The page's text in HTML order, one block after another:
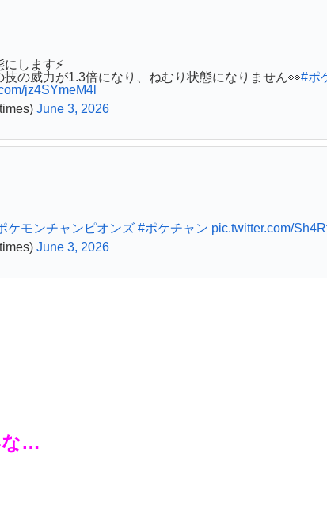
します⚡️
の威力が1.3倍になり、ねむり状態になりません👀#ポ
jz4SYmeM4l
June 3, 2026
ケモンチャンピオンズ #ポケチャン pic.twitter.com/
June 3, 2026
な…